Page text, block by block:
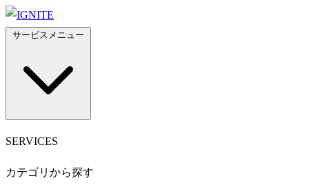
SERVICES
カテゴリから探す